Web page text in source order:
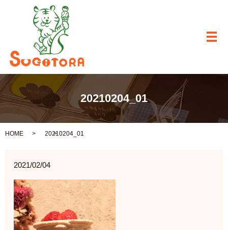
メ
20210204_01
HOME 20210204_01
2021/02/04